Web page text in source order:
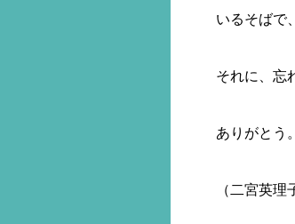
いるそばで
それに、忘
ありがとう
（二宮英理